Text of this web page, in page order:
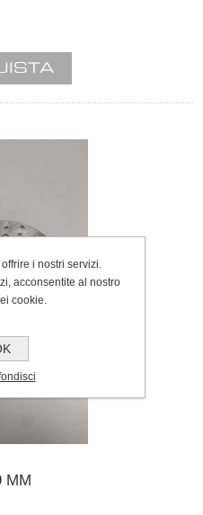
MM
i nostri servizi.
acconsentite al nostro
cookie.